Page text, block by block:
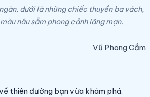
dưới là những chiếc thuyền ba vách,
nâu sẫm phong cảnh lãng mạn.
Vũ Phong Cầm
thiên đường bạn vừa khám phá.